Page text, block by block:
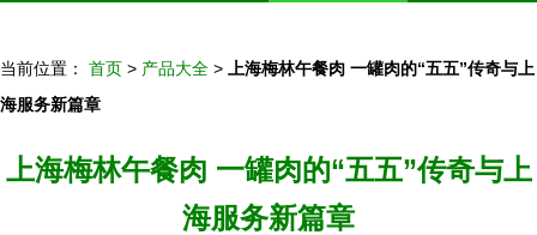
当前位置： 首页 > 产品大全 >
上海梅林午餐肉 一罐肉的“五五”传奇与上
海服务新篇章
上海梅林午餐肉 一罐肉的“五五”传奇与上
海服务新篇章